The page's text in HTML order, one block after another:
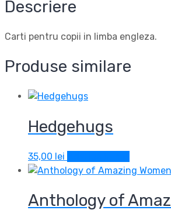
Descriere
Carti pentru copii in limba engleza.
Produse similare
Hedgehugs
35,00 lei
Anthology of